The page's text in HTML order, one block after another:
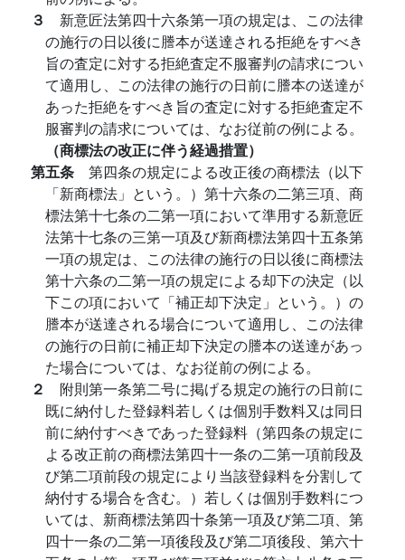
３ 新意匠法第四十六条第一項の規定は、この法律
の施行の日以後に謄本が送達される拒絶をすべき
旨の査定に対する拒絶査定不服審判の請求につい
て適用し、この法律の施行の日前に謄本の送達が
あった拒絶をすべき旨の査定に対する拒絶査定不
服審判の請求については、なお従前の例による。
（商標法の改正に伴う経過措置）
第五条 第四条の規定による改正後の商標法（以下
「新商標法」という。）第十六条の二第三項、商
標法第十七条の二第一項において準用する新意匠
法第十七条の三第一項及び新商標法第四十五条第
一項の規定は、この法律の施行の日以後に商標法
第十六条の二第一項の規定による却下の決定（以
下この項において「補正却下決定」という。）の
謄本が送達される場合について適用し、この法律
の施行の日前に補正却下決定の謄本の送達があっ
た場合については、なお従前の例による。
２ 附則第一条第二号に掲げる規定の施行の日前に
既に納付した登録料若しくは個別手数料又は同日
前に納付すべきであった登録料（第四条の規定に
よる改正前の商標法第四十一条の二第一項前段及
び第二項前段の規定により当該登録料を分割して
納付する場合を含む。）若しくは個別手数料につ
いては、新商標法第四十条第一項及び第二項、第
四十一条の二第一項後段及び第二項後段、第六十